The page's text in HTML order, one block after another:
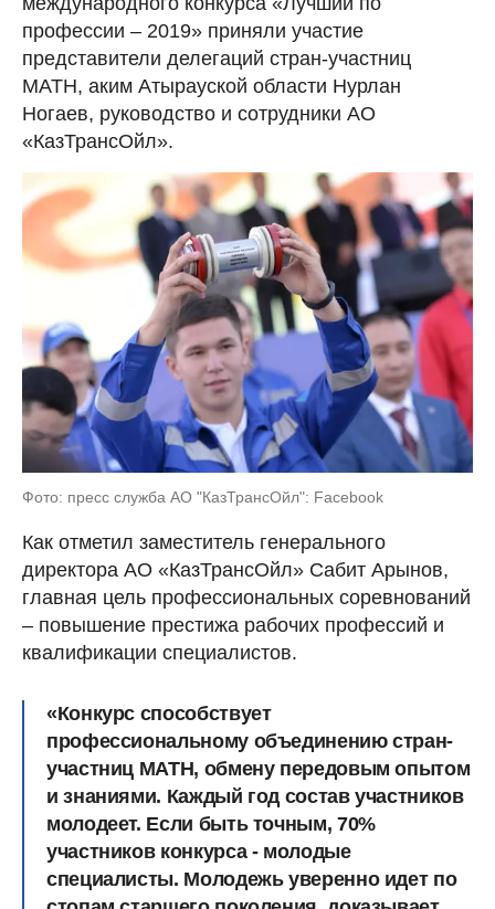
профессии – 2019» приняли участие
представители делегаций стран-участниц
МАТН, аким Атырауской области Нурлан
Ногаев, руководство и сотрудники АО
«КазТрансОйл».
Фото: пресс служба АО "КазТрансОйл": Facebook
Как отметил заместитель генерального
директора АО «КазТрансОйл» Сабит Арынов,
главная цель профессиональных соревнований
– повышение престижа рабочих профессий и
квалификации специалистов.
«Конкурс способствует
профессиональному объединению стран-
участниц МАТН, обмену передовым опытом
и знаниями. Каждый год состав участников
молодеет. Если быть точным, 70%
участников конкурса - молодые
специалисты. Молодежь уверенно идет по